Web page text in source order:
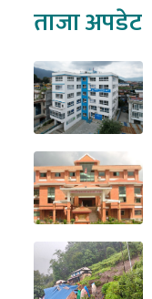
ताजा अपडेट